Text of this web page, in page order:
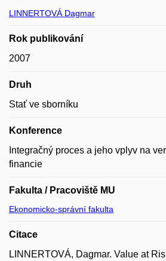
LINNERTOVÁ Dagmar
Rok publikování
2007
Druh
Stať ve sborníku
Konference
Integračný proces a jeho vplyv na
financie
Fakulta / Pracoviště MU
Ekonomicko-správní fakulta
Citace
LINNERTOVÁ, Dagmar. Value at